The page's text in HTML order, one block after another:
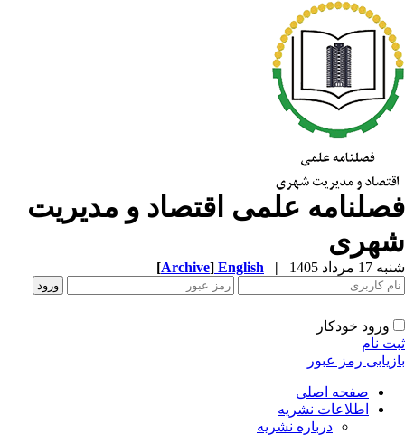
علمی اقتصاد و مدیریت
مرداد 1405 |
English
[Archive]
ورود خودکار
نام
رمز عبور
صفحه اصلی
اطلاعات نشریه
درباره نشریه